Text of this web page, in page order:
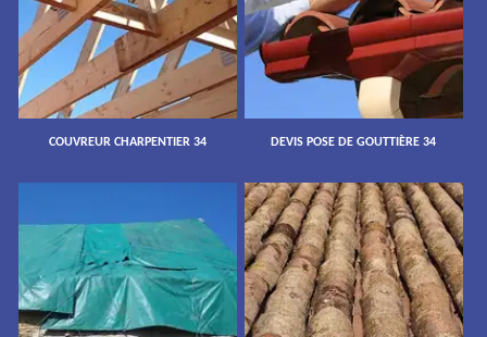
COUVREUR CHARPENTIER 34 DEVIS POSE DE GOUTTIÈRE 34